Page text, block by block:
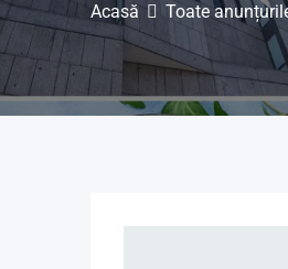
Acasă Toate